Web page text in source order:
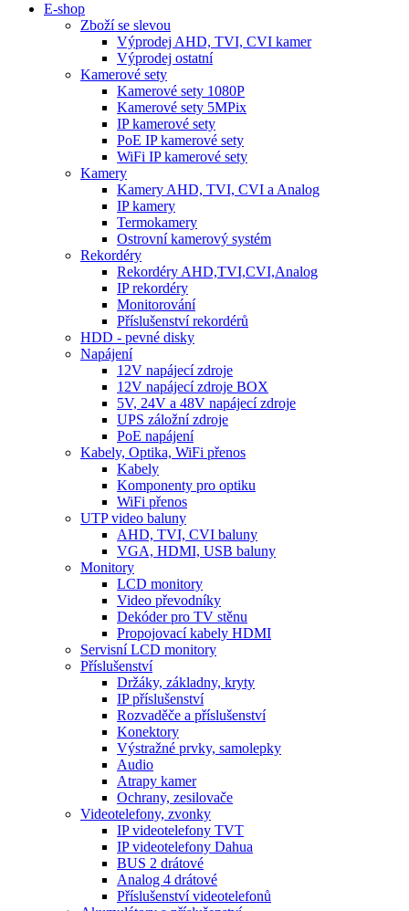
E-shop
Zboží se slevou
Výprodej AHD, TVI, CVI kamer
Výprodej ostatní
Kamerové sety
Kamerové sety 1080P
Kamerové sety 5MPix
IP kamerové sety
PoE IP kamerové sety
WiFi IP kamerové sety
Kamery
Kamery AHD, TVI, CVI a Analog
IP kamery
Termokamery
Ostrovní kamerový systém
Rekordéry
Rekordéry AHD,TVI,CVI,Analog
IP rekordéry
Monitorování
Příslušenství rekordérů
HDD - pevné disky
Napájení
12V napájecí zdroje
12V napájecí zdroje BOX
5V, 24V a 48V napájecí zdroje
UPS záložní zdroje
PoE napájení
Kabely, Optika, WiFi přenos
Kabely
Komponenty pro optiku
WiFi přenos
UTP video baluny
AHD, TVI, CVI baluny
VGA, HDMI, USB baluny
Monitory
LCD monitory
Video převodníky
Dekóder pro TV stěnu
Propojovací kabely HDMI
Servisní LCD monitory
Příslušenství
Držáky, základny, kryty
IP příslušenství
Rozvaděče a příslušenství
Konektory
Výstražné prvky, samolepky
Audio
Atrapy kamer
Ochrany, zesilovače
Videotelefony, zvonky
IP videotelefony TVT
IP videotelefony Dahua
BUS 2 drátové
Analog 4 drátové
Příslušenství videotelefonů